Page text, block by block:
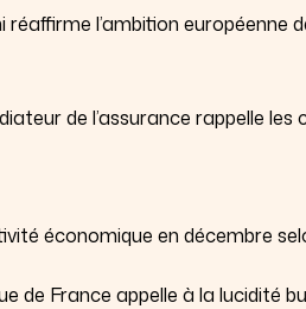
l’ambition européenne
de l’assurance rappelle
économique en décembre
de France appelle à la lucidité